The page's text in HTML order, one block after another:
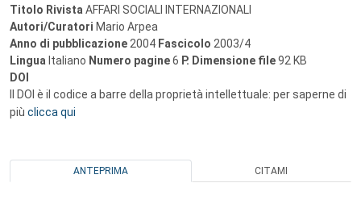
Titolo Rivista AFFARI SOCIALI INTERNAZIONALI
Autori/Curatori Mario Arpea
Anno di pubblicazione 2004 Fascicolo 2003/4
Lingua Italiano Numero pagine6 P. Dimensione file92 KB
DOI
Il DOI è il codice a barre della proprietà intellettuale: per saperne di
più clicca qui
ANTEPRIMA CITAMI